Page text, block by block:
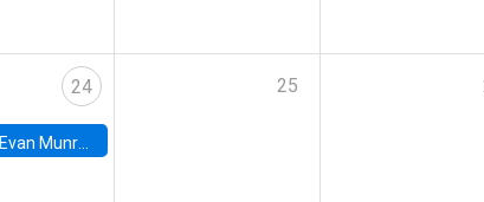
24
Evan Munro, Neyman Visiting Assistant Professor in the Department of Statistics at UC Berkeley
25